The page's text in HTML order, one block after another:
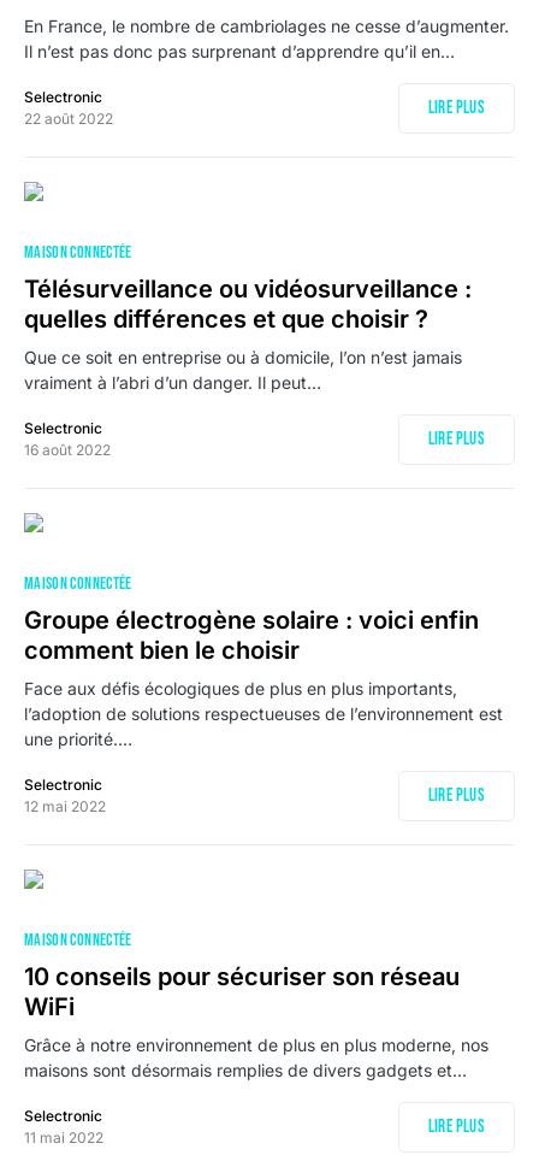
En France, le nombre de cambriolages ne cesse d’augmenter.
Il n’est pas donc pas surprenant d’apprendre qu’il en…
Selectronic
22 août 2022
Lire plus
MAISON CONNECTÉE
Télésurveillance ou vidéosurveillance :
quelles différences et que choisir ?
Que ce soit en entreprise ou à domicile, l’on n’est jamais
vraiment à l’abri d’un danger. Il peut…
Selectronic
16 août 2022
Lire plus
MAISON CONNECTÉE
Groupe électrogène solaire : voici enfin
comment bien le choisir
Face aux défis écologiques de plus en plus importants,
l’adoption de solutions respectueuses de l’environnement est
une priorité.…
Selectronic
12 mai 2022
Lire plus
MAISON CONNECTÉE
10 conseils pour sécuriser son réseau
WiFi
Grâce à notre environnement de plus en plus moderne, nos
maisons sont désormais remplies de divers gadgets et…
Selectronic
11 mai 2022
Lire plus